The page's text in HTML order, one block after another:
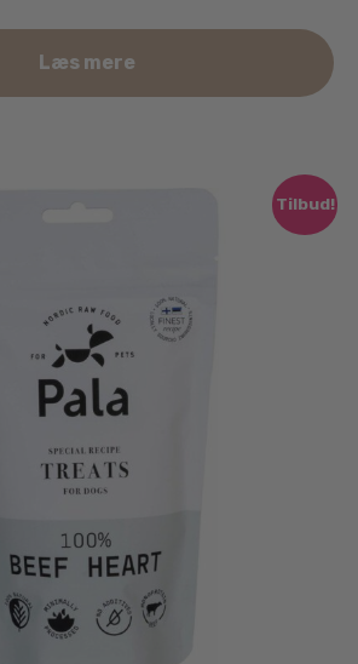
Læs mere
Tilbud!